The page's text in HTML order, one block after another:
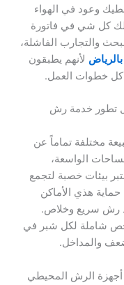
وعود في الهواء
لك كل شي في فاتورة
والتجارب الفاشلة،
لأنهم يطبقون
كل خطوات العمل.
تطور خدمة رش
مختلفة تماماً عن
الواسعة،
بيئات خصبة لتجمع
حماية هذي الأماكن
رش سريع وخلاص.
شاملة لكل شبر في
والمداخل.
أجهزة الرش المحيطي